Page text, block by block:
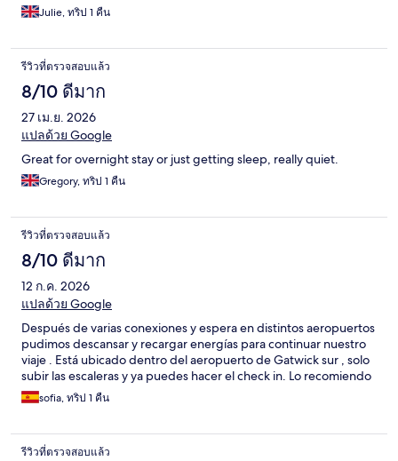
Julie, ทริป 1 คืน
รีวิวที่ตรวจสอบแล้ว
8/10 ดีมาก
27 เม.ย. 2026
แปลด้วย Google
Great for overnight stay or just getting sleep, really quiet.
Gregory, ทริป 1 คืน
รีวิวที่ตรวจสอบแล้ว
8/10 ดีมาก
12 ก.ค. 2026
แปลด้วย Google
Después de varias conexiones y espera en distintos aeropuertos
pudimos descansar y recargar energías para continuar nuestro
viaje . Está ubicado dentro del aeropuerto de Gatwick sur , solo
subir las escaleras y ya puedes hacer el check in. Lo recomiendo
sofia, ทริป 1 คืน
รีวิวที่ตรวจสอบแล้ว